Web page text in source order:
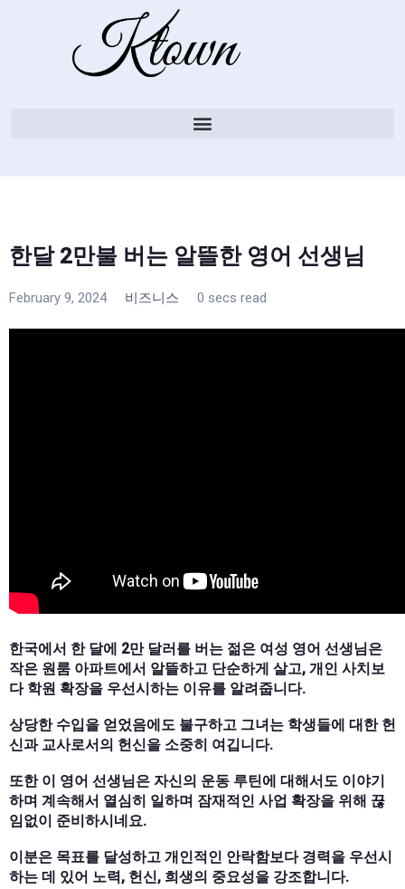
한달 2만불 버는 알뜰한 영어 선생님
February 9, 2024 비즈니스 0 secs read
한국에서 한 달에 2만 달러를 버는 젊은 여성 영어 선생님은
작은 원룸 아파트에서 알뜰하고 단순하게 살고, 개인 사치보
다 학원 확장을 우선시하는 이유를 알려줍니다.
상당한 수입을 얻었음에도 불구하고 그녀는 학생들에 대한 헌
신과 교사로서의 헌신을 소중히 여깁니다.
또한 이 영어 선생님은 자신의 운동 루틴에 대해서도 이야기
하며 계속해서 열심히 일하며 잠재적인 사업 확장을 위해 끊
임없이 준비하시네요.
이분은 목표를 달성하고 개인적인 안락함보다 경력을 우선시
하는 데 있어 노력, 헌신, 희생의 중요성을 강조합니다.